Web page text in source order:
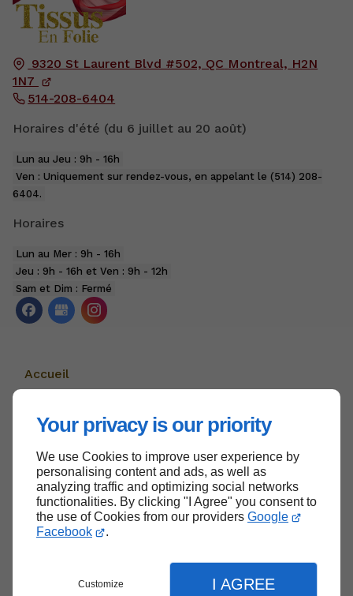
Your privacy is our priority
We use Cookies to improve user experience by
personalising content and ads, as well as
analyzing traffic and optimizing social networks
functionalities. By clicking "I Agree" you consent to
the use of Cookies from our providers Google
Facebook
.
Customize I AGREE
9320 St Laurent Blvd #502, QC Montreal, H2N
1N7
514-208-6404
Horaires d'été (du 6 juillet au 20 août)
Lun au Jeu : 9h - 16h
Ven : Uniquement sur rendez-vous, en appelant le (514) 208-
6404.
Horaires
Lun au Mer : 9h - 16h
Jeu : 9h - 16h et Ven : 9h - 12h
Sam et Dim : Fermé
Accueil
Politique de confidentialité
Plan du site
Haut de page